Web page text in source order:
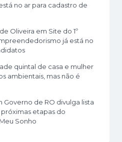
no ar para cadastro de
Oliveira em Site do 1º
já está no
quintal de casa e mulher
ambientais, mas não é
Governo de RO divulga lista
etapas do
Sonho